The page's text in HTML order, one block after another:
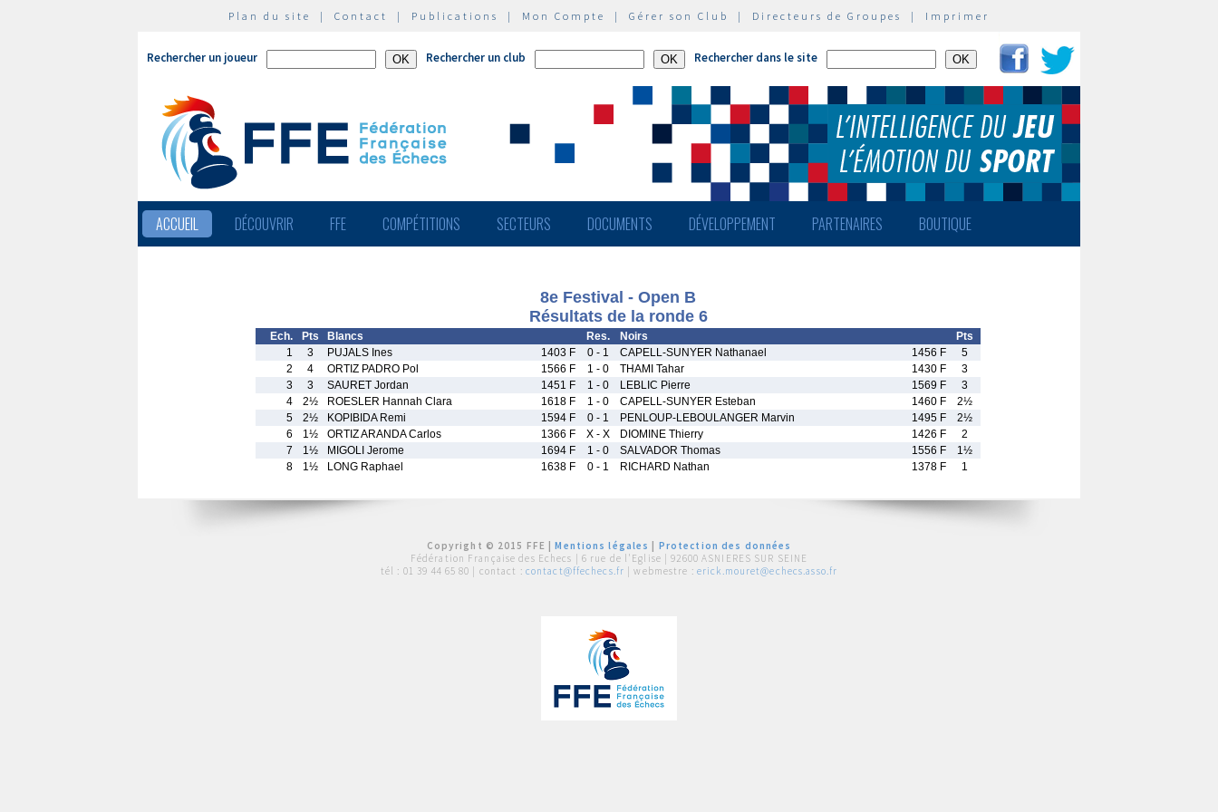
Plan du site | Contact | Publications | Mon Compte | Gérer son Club | Directeurs de Groupes | Imprimer
Rechercher un joueur Rechercher un club Rechercher dans le site
ACCUEIL DÉCOUVRIR FFE COMPÉTITIONS SECTEURS DOCUMENTS DÉVELOPPEMENT PARTENAIRES BOUTIQUE
8e Festival - Open B
Résultats de la ronde 6
Ech. Pts Blancs Res. Noirs
Pts
1
3 PUJALS Ines 1403 F 0 - 1 CAPELL-SUNYER Nathanael 1456 F
5
2
4 ORTIZ PADRO Pol 1566 F 1 - 0 THAMI Tahar 1430 F
3
3
3 SAURET Jordan 1451 F 1 - 0 LEBLIC Pierre 1569 F
3
4
2½ ROESLER Hannah Clara 1618 F 1 - 0 CAPELL-SUNYER Esteban 1460 F
2½
5
2½ KOPIBIDA Remi 1594 F 0 - 1 PENLOUP-LEBOULANGER Marvin 1495 F
2½
6
1½ ORTIZ ARANDA Carlos 1366 F X - X DIOMINE Thierry 1426 F
2
7
1½ MIGOLI Jerome 1694 F 1 - 0 SALVADOR Thomas 1556 F
1½
8
1½ LONG Raphael 1638 F 0 - 1 RICHARD Nathan 1378 F 1
Copyright © 2015 FFE |Mentions légales
Protection des données
Fédération Française des Echecs | 6 rue de l'Eglise | 92600 ASNIERES SUR SEINE
tél : 01 39 44 65 80 | contact : contact@ffechecs.fr | webmestre : erick.mouret@echecs.asso.fr